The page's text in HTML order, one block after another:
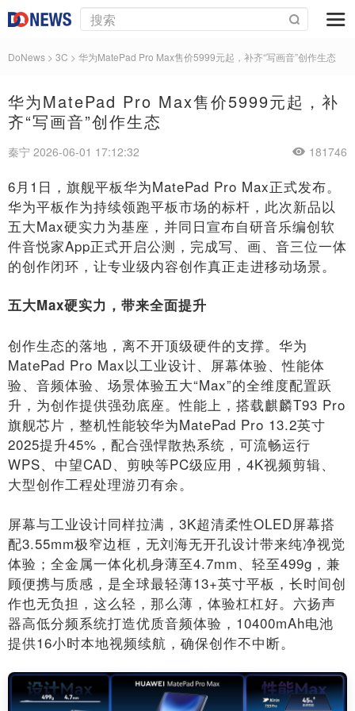
DoNews > 3C > 华为MatePad Pro Max售价5999元起，补齐“写画音”创作生态
华为MatePad Pro Max售价5999元起，补
齐“写画音”创作生态
秦宁 2026-06-01 17:12:32 181746
6月1日，旗舰平板华为MatePad Pro Max正式发布。
华为平板作为持续领跑平板市场的标杆，此次新品以
五大Max硬实力为基座，并同日宣布自研音乐编创软
件音悦家App正式开启公测，完成写、画、音三位一体
的创作闭环，让专业级内容创作真正走进移动场景。
五大Max硬实力，带来全面提升
创作生态的落地，离不开顶级硬件的支撑。华为
MatePad Pro Max以工业设计、屏幕体验、性能体
验、音频体验、场景体验五大“Max”的全维度配置跃
升，为创作提供强劲底座。性能上，搭载麒麟T93 Pro
旗舰芯片，整机性能较华为MatePad Pro 13.2英寸
2025提升45%，配合强悍散热系统，可流畅运行
WPS、中望CAD、剪映等PC级应用，4K视频剪辑、
大型创作工程处理游刃有余。
屏幕与工业设计同样拉满，3K超清柔性OLED屏幕搭
配3.55mm极窄边框，无刘海无开孔设计带来纯净视觉
体验；全金属一体化机身薄至4.7mm、轻至499g，兼
顾便携与质感，是全球最轻薄13+英寸平板，长时间创
作也无负担，这么轻，那么薄，体验杠杠好。六扬声
器高低分频系统打造优质音频体验，10400mAh电池
提供16小时本地视频续航，确保创作不中断。